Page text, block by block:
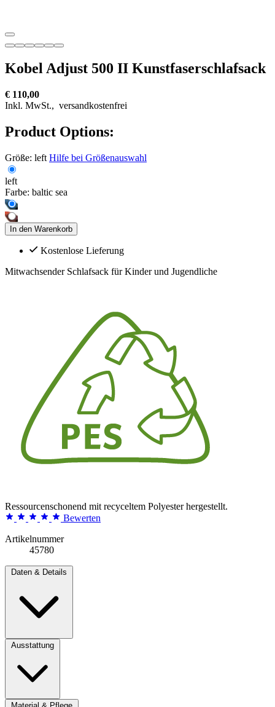
Kobel Adjust 500 II Kunstfaserschlafsack
€ 110,00
Inkl. MwSt., versandkostenfrei
Product Options:
Größe: left Hilfe bei Größenauswahl
left
Farbe: baltic sea
In den Warenkorb
Kostenlose Lieferung
Mitwachsender Schlafsack für Kinder und Jugendliche
Ressourcenschonend mit recyceltem Polyester hergestellt.
Bewerten
Artikelnummer
45780
Daten & Details
Ausstattung